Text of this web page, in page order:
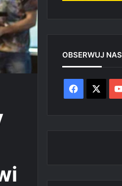
OBSERWUJ NAS
Facebook